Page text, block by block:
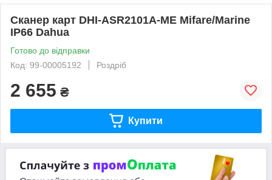
Сканер карт DHI-ASR2101A-ME Mifare/Marine
IP66 Dahua
Готово до відправки
Код: 99-00005192
Роздріб
2 655 ₴
Купити